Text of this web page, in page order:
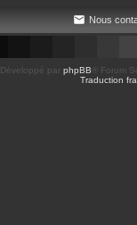
Nous
Développé par phpBB ® Forum
Traduction